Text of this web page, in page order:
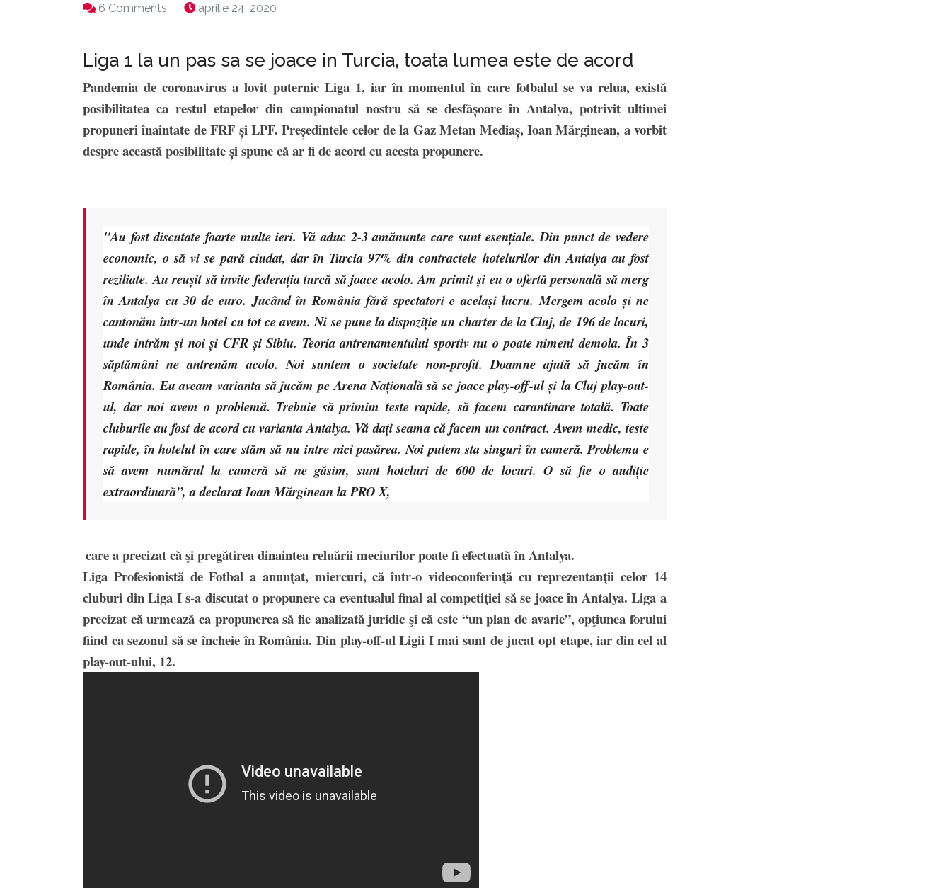
6 Comments aprilie 24, 2020
Liga 1 la un pas sa se joace in Turcia, toata lumea este de acord
Pandemia de coronavirus a lovit puternic Liga 1, iar în momentul în care fotbalul se va relua, există
posibilitatea ca restul etapelor din campionatul nostru să se desfășoare în Antalya, potrivit ultimei
propuneri înaintate de FRF și LPF. Președintele celor de la Gaz Metan Mediaș, Ioan Mărginean, a vorbit
despre această posibilitate și spune că ar fi de acord cu acesta propunere.
"Au fost discutate foarte multe ieri. Vă aduc 2-3 amănunte care sunt esențiale. Din punct de vedere
economic, o să vi se pară ciudat, dar în Turcia 97% din contractele hotelurilor din Antalya au fost
reziliate. Au reușit să invite federația turcă să joace acolo. Am primit și eu o ofertă personală să merg
în Antalya cu 30 de euro. Jucând în România fără spectatori e același lucru. Mergem acolo și ne
cantonăm într-un hotel cu tot ce avem. Ni se pune la dispoziție un charter de la Cluj, de 196 de locuri,
unde intrăm și noi și CFR și Sibiu. Teoria antrenamentului sportiv nu o poate nimeni demola. În 3
săptămâni ne antrenăm acolo. Noi suntem o societate non-profit. Doamne ajută să jucăm în
România. Eu aveam varianta să jucăm pe Arena Națională să se joace play-off-ul și la Cluj play-out-
ul, dar noi avem o problemă. Trebuie să primim teste rapide, să facem carantinare totală. Toate
cluburile au fost de acord cu varianta Antalya. Vă dați seama că facem un contract. Avem medic, teste
rapide, în hotelul în care stăm să nu intre nici pasărea. Noi putem sta singuri în cameră. Problema e
să avem numărul la cameră să ne găsim, sunt hoteluri de 600 de locuri. O să fie o audiție
extraordinară”, a declarat Ioan Mărginean la PRO X,
care a precizat că şi pregătirea dinaintea reluării meciurilor poate fi efectuată în Antalya.
Liga Profesionistă de Fotbal a anunţat, miercuri, că într-o videoconferinţă cu reprezentanţii celor 14
cluburi din Liga I s-a discutat o propunere ca eventualul final al competiţiei să se joace în Antalya. Liga a
precizat că urmează ca propunerea să fie analizată juridic şi că este “un plan de avarie”, opţiunea forului
fiind ca sezonul să se încheie în România. Din play-off-ul Ligii I mai sunt de jucat opt etape, iar din cel al
play-out-ului, 12.